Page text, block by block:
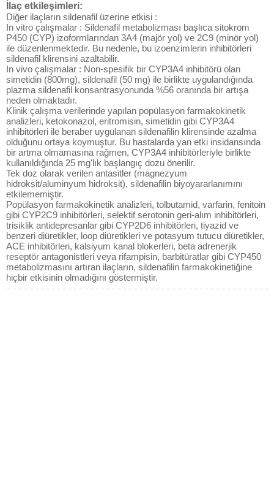
İlaç etkileşimleri:
Diğer ilaçların sildenafil üzerine etkisi :
In vitro çalışmalar : Sildenafil metabolizması başlıca sitokrom
P450 (CYP) izoformlarından 3A4 (majör yol) ve 2C9 (minör yol)
ile düzenlenmektedir. Bu nedenle, bu izoenzimlerin inhibitörleri
sildenafil klirensini azaltabilir.
In vivo çalışmalar : Non-spesifik bir CYP3A4 inhibitörü olan
simetidin (800mg), sildenafil (50 mg) ile birlikte uygulandığında
plazma sildenafil konsantrasyonunda %56 oranında bir artışa
neden olmaktadır.
Klinik çalışma verilerinde yapılan popülasyon farmakokinetik
analizleri, ketokonazol, eritromisin, simetidin gibi CYP3A4
inhibitörleri ile beraber uygulanan sildenafilin klirensinde azalma
olduğunu ortaya koymuştur. Bu hastalarda yan etki insidansında
bir artma olmamasına rağmen, CYP3A4 inhibitörleriyle birlikte
kullanıldığında 25 mg'lık başlangıç dozu önerilir.
Tek doz olarak verilen antasitler (magnezyum
hidroksit/aluminyum hidroksit), sildenafilin biyoyararlanımını
etkilememiştir.
Popülasyon farmakokinetik analizleri, tolbutamid, varfarin, fenitoin
gibi CYP2C9 inhibitörleri, selektif serotonin geri-alım inhibitörleri,
trisiklik antidepresanlar gibi CYP2D6 inhibitörleri, tiyazid ve
benzeri diüretikler, loop diüretikleri ve potasyum tutucu diüretikler,
ACE inhibitörleri, kalsiyum kanal blokerleri, beta adrenerjik
reseptör antagonistleri veya rifampisin, barbitüratlar gibi CYP450
metabolizmasını artıran ilaçların, sildenafilin farmakokinetiğine
hiçbir etkisinin olmadığını göstermiştir.